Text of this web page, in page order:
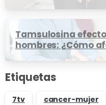
Tamsulosina
hombres: ¿Cómo
Etiquetas
7tv cancer-mujer